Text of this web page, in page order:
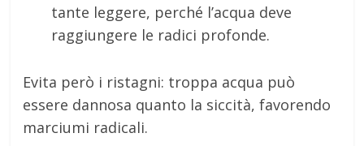
tante leggere, perché l’acqua deve
raggiungere le radici profonde.
Evita però i ristagni: troppa acqua può
essere dannosa quanto la siccità, favorendo
marciumi radicali.